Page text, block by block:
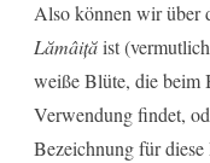
Also können wir über
Lămâițăist
weiße Blüte, die beim
Verwendung findet,
Bezeichnung für